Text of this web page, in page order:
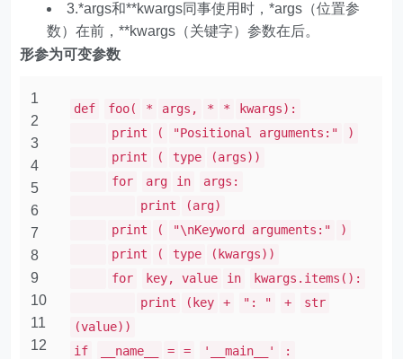
3.*args和**kwargs同事使用时，*args（位置参
数）在前，**kwargs（关键字）参数在后。
形参为可变参数
1
2
3
4
5
6
7
8
9
10
11
12
def foo( * args, * *
kwargs):
print
( "Positional arguments:"
)
print
( type
(args))
for
arg in
args:
print
(arg)
print
( "\nKeyword arguments:"
)
print
( type
(kwargs))
for
key, value in
kwargs.items():
print
(key + ": " +
str
(value))
if
__name__ = = '__main__'
: